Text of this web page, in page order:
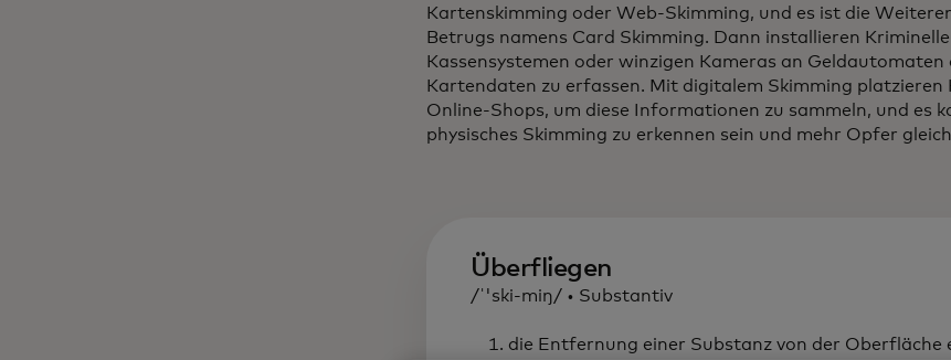
Kartenskimming oder Web-Skimming, und es ist die
Betrugs namens Card Skimming. Dann installieren
Kassensystemen oder winzigen Kameras an
Kartendaten zu erfassen. Mit digitalem Skimming platzieren
Online-Shops, um diese Informationen zu sammeln, und es
physisches Skimming zu erkennen sein und mehr Opfer
Überfliegen
/ˈ'ski-miŋ/ • Substantiv
1. die Entfernung einer Substanz von der Oberfläche